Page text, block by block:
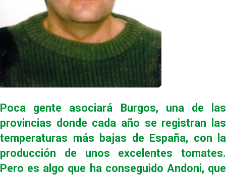
Poca gente asociará Burgos, una de las
provincias donde cada año se registran las
temperaturas más bajas de España, con la
producción de unos excelentes tomates.
Pero es algo que ha conseguido Andoni, que